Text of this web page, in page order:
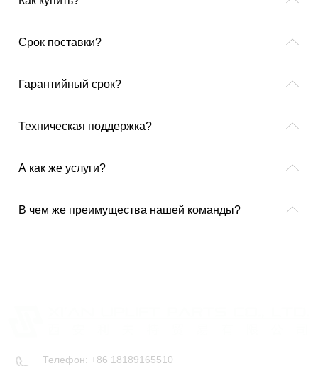
Срок поставки? ꂁ
Гарантийный срок? ꂁ
Техническая поддержка? ꂁ
А как же услуги? ꂁ
В чем же преимущества нашей команды? ꂁ
Телефон: +86 18189165510